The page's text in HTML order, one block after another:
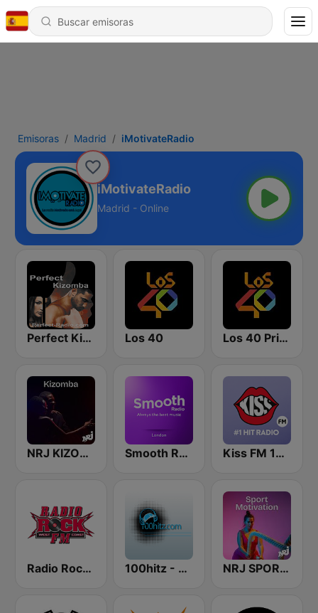
Emisoras Madrid iMotivateRadio
iMotivateRadio
Madrid - Online
Perfect Kizomba Los 40 Los 40 Principales
NRJ KIZOMBA Smooth Radio London Kiss FM 100.9 FM
Radio Rock FM 100hitz - Top 40 NRJ SPORT MOTIVATION